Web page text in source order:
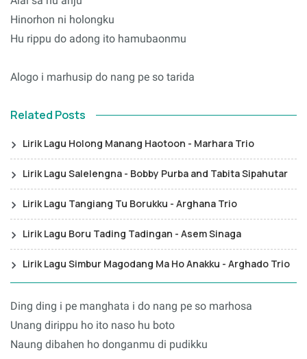
Hinorhon ni holongku
Hu rippu do adong ito hamubaonmu
Alogo i marhusip do nang pe so tarida
Related Posts
Lirik Lagu Holong Manang Haotoon - Marhara Trio
Lirik Lagu Salelengna - Bobby Purba and Tabita Sipahutar
Lirik Lagu Tangiang Tu Borukku - Arghana Trio
Lirik Lagu Boru Tading Tadingan - Asem Sinaga
Lirik Lagu Simbur Magodang Ma Ho Anakku - Arghado Trio
Ding ding i pe manghata i do nang pe so marhosa
Unang dirippu ho ito naso hu boto
Naung dibahen ho donganmu di pudikku